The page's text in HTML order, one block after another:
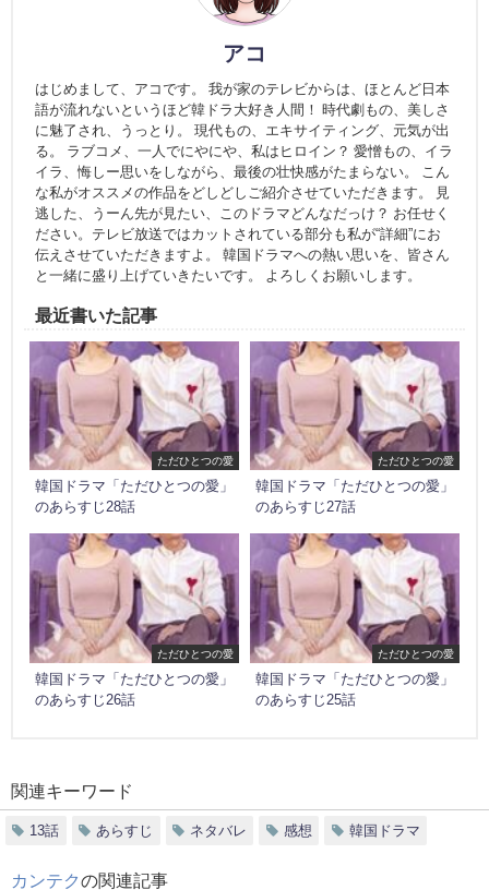
アコ
はじめまして、アコです。 我が家のテレビからは、ほとんど日本
語が流れないというほど韓ドラ大好き人間！ 時代劇もの、美しさ
に魅了され、うっとり。 現代もの、エキサイティング、元気が出
る。 ラブコメ、一人でにやにや、私はヒロイン？ 愛憎もの、イラ
イラ、悔しー思いをしながら、最後の壮快感がたまらない。 こん
な私がオススメの作品をどしどしご紹介させていただきます。 見
逃した、うーん先が見たい、このドラマどんなだっけ？ お任せく
ださい。テレビ放送ではカットされている部分も私が“詳細”にお
伝えさせていただきますよ。 韓国ドラマへの熱い思いを、皆さん
と一緒に盛り上げていきたいです。 よろしくお願いします。
最近書いた記事
ただひとつの愛
韓国ドラマ「ただひとつの愛」
のあらすじ28話
ただひとつの愛
韓国ドラマ「ただひとつの愛」
のあらすじ27話
ただひとつの愛
韓国ドラマ「ただひとつの愛」
のあらすじ26話
ただひとつの愛
韓国ドラマ「ただひとつの愛」
のあらすじ25話
関連キーワード
13話 あらすじ ネタバレ 感想 韓国ドラマ
カンテクの関連記事